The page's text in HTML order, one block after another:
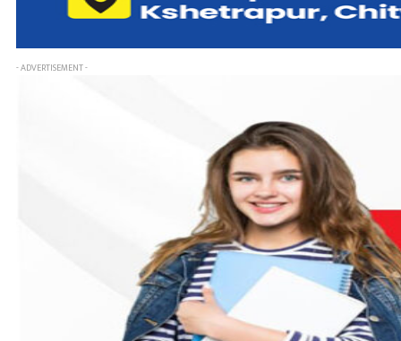
- ADVERTISEMENT -